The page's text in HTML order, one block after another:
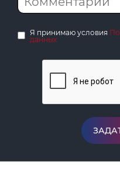
Я принимаю условия
данных